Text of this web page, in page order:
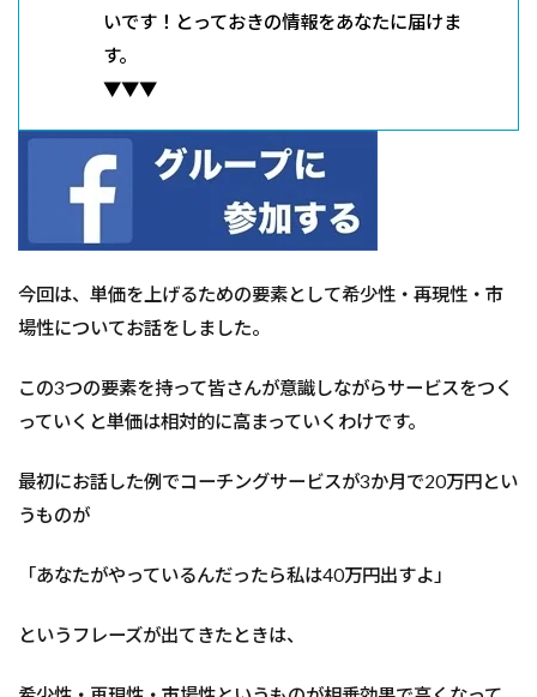
いです！とっておきの情報をあなたに届けま
す。
▼▼▼
今回は、単価を上げるための要素として希少性・再現性・市
場性についてお話をしました。
この3つの要素を持って皆さんが意識しながらサービスをつく
っていくと単価は相対的に高まっていくわけです。
最初にお話した例でコーチングサービスが3か月で20万円とい
うものが
「あなたがやっているんだったら私は40万円出すよ」
というフレーズが出てきたときは、